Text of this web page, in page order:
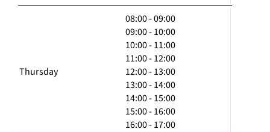
Thursday
08:00 - 09:00
09:00 - 10:00
10:00 - 11:00
11:00 - 12:00
12:00 - 13:00
13:00 - 14:00
14:00 - 15:00
15:00 - 16:00
16:00 - 17:00